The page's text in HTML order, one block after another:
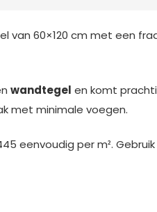
van 60×120 cm met een
wandtegel en komt
met minimale voegen.
eenvoudig per m².